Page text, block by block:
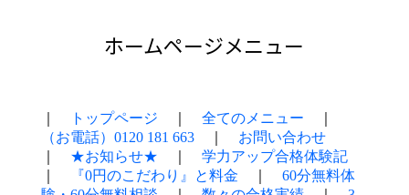
ホームページメニュー
トップページ 全てのメニュー
（お電話）0120 181 663｜ お問い合わせ
★お知らせ★
学力アップ合格体験記
『0円のこだわり』と料金
60分無料体